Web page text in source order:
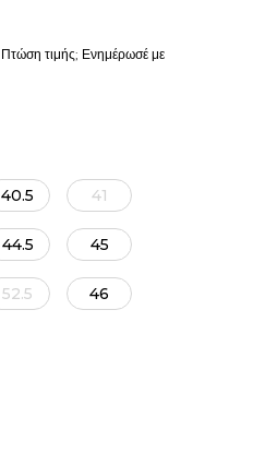
Πτώση τιμής; Ενημέρωσέ με
40.5 41
44.5 45
52.5 46